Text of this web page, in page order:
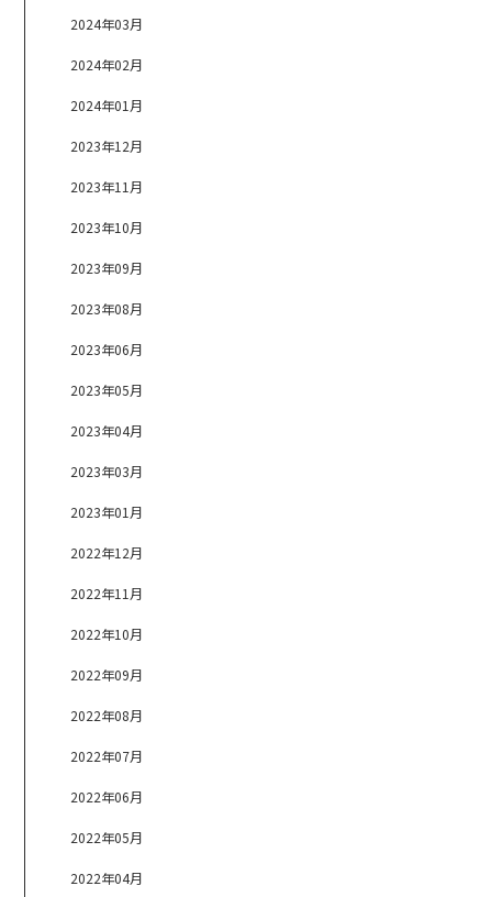
2024年03月
2024年02月
2024年01月
2023年12月
2023年11月
2023年10月
2023年09月
2023年08月
2023年06月
2023年05月
2023年04月
2023年03月
2023年01月
2022年12月
2022年11月
2022年10月
2022年09月
2022年08月
2022年07月
2022年06月
2022年05月
2022年04月